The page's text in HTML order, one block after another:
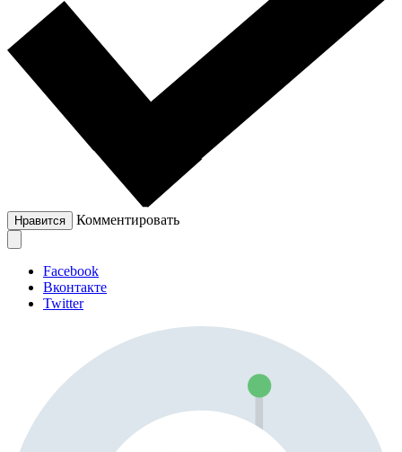
Нравится Комментировать
Facebook
Вконтакте
Twitter